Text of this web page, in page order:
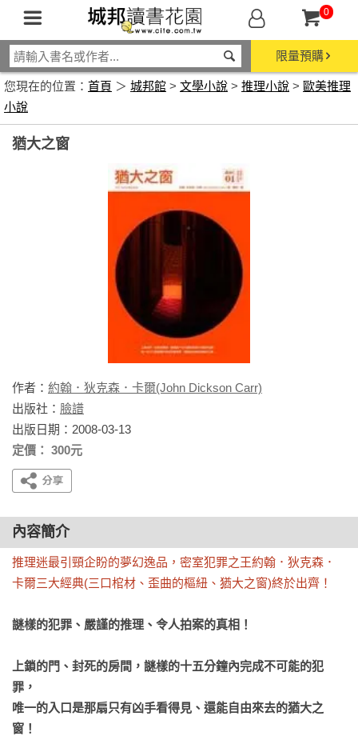
0
限量預購
您現在的位置： 首頁 ＞ 城邦館 > 文學小說 > 推理小說 > 歐美推理
小說
猶大之窗
作者： 約翰．狄克森．卡爾(John Dickson Carr)
出版社： 臉譜
出版日期：2008-03-13
定價： 300元
內容簡介
推理迷最引頸企盼的夢幻逸品，密室犯罪之王約翰．狄克森．
卡爾三大經典(三口棺材、歪曲的樞紐、猶大之窗)終於出齊！
謎樣的犯罪、嚴謹的推理、令人拍案的真相！
上鎖的門、封死的房間，謎樣的十五分鐘內完成不可能的犯
罪，
唯一的入口是那扇只有凶手看得見、還能自由來去的猶大之
窗！